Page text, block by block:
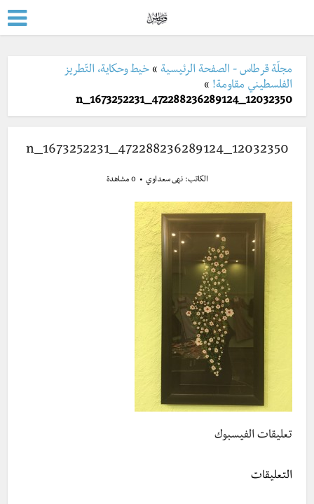
مجلّة قرطاس - الصفحة الرئيسية »خيط وحكاية، التّطريز
الفلسطيني مقاومة! »
12032350_472288236289124_1673252231_n
12032350_472288236289124_1673252231_n
الكاتب:نهى سعداوي 0 مشاهدة
تعليقات الفيسبوك
التعليقات